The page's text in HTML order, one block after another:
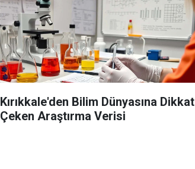
Kırıkkale'den Bilim Dünyasına Dikkat
Çeken Araştırma Verisi